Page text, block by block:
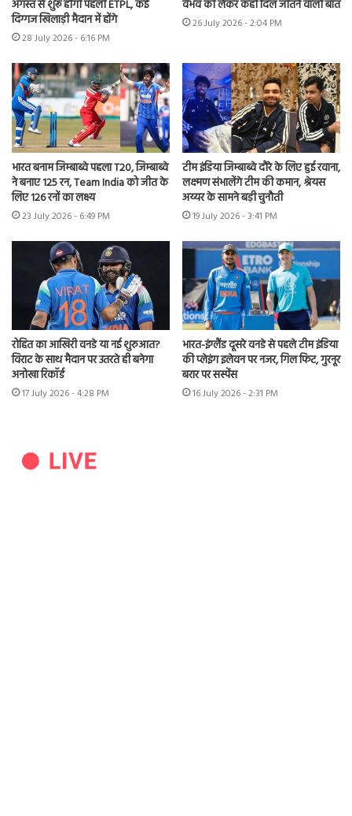
अगस्त से शुरू होगी पहली ETPL, कई
दिग्गज खिलाड़ी मैदान में होंगे
28 July 2026 - 6:16 PM
वैभव को लेकर कही दिल जीतने वाली बात
26 July 2026 - 2:04 PM
भारत बनाम जिम्बाब्वे पहला T20, जिम्बाब्वे
ने बनाए 125 रन, Team India को जीत के
लिए 126 रनों का लक्ष्य
23 July 2026 - 6:49 PM
टीम इंडिया जिम्बाब्वे दौरे के लिए हुई रवाना,
लक्ष्मण संभालेंगे टीम की कमान, श्रेयस
अय्यर के सामने बड़ी चुनौती
19 July 2026 - 3:41 PM
रोहित का आखिरी वनडे या नई शुरुआत?
विराट के साथ मैदान पर उतरते ही बनेगा
अनोखा रिकॉर्ड
17 July 2026 - 4:28 PM
भारत-इंग्लैंड दूसरे वनडे से पहले टीम इंडिया
की प्लेइंग इलेवन पर नजर, गिल फिट, गुरनूर
बरार पर सस्पेंस
16 July 2026 - 2:31 PM